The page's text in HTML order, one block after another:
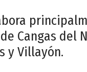
Cangas del
y Villayón.